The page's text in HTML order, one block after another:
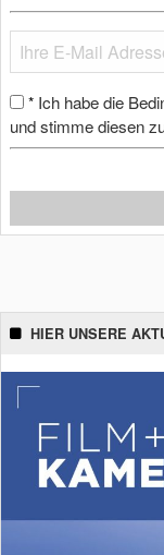
* Ich habe die
und stimme diesen
HIER UNSERE